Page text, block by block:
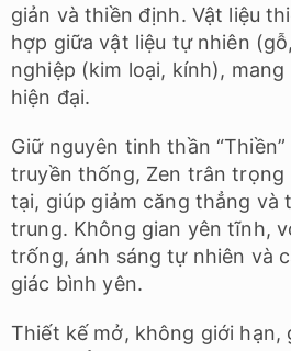
giản và thiền định. Vật liệu
hợp giữa vật liệu tự nhiên
nghiệp (kim loại, kính),
hiện đại.
Giữ nguyên tinh thần
truyền thống, Zen trân trọng
tại, giúp giảm căng thẳng và
trung. Không gian yên tĩnh,
trống, ánh sáng tự nhiên và
giác bình yên.
Thiết kế mở, không giới hạn,